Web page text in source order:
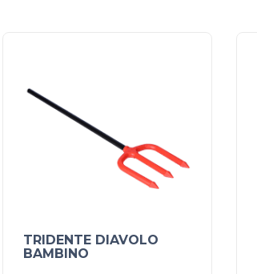
TRIDENTE DIAVOLO
BAMBINO